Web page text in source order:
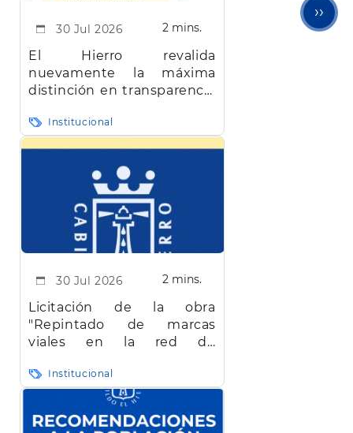
30 Jul 2026 2 mins.
El Hierro revalida
nuevamente la máxima
distinción en transparencia
Institucional
30 Jul 2026 2 mins.
Licitación de la obra
"Repintado de marcas
viales en la red de
Hierro"
Institucional
››